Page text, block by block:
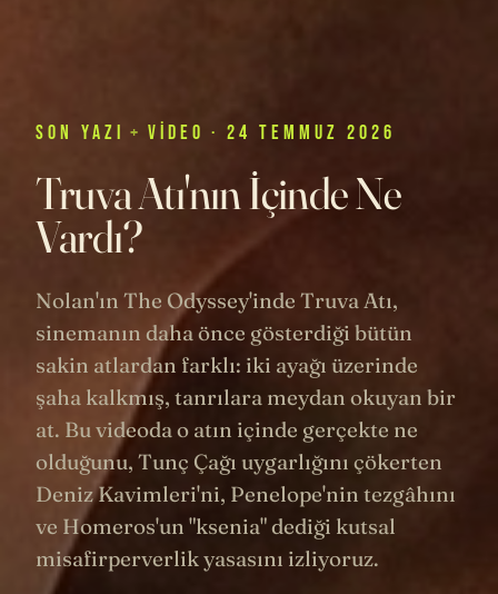
SON YAZI + VIDEO · 24 TEMMUZ 2026
Truva Atı'nın İçinde Ne
Vardı?
Nolan'ın The Odyssey'inde Truva Atı,
sinemanın daha önce gösterdiği bütün
sakin atlardan farklı: iki ayağı üzerinde
şaha kalkmış, tanrılara meydan okuyan bir
at. Bu videoda o atın içinde gerçekte ne
olduğunu, Tunç Çağı uygarlığını çökerten
Deniz Kavimleri'ni, Penelope'nin tezgâhını
ve Homeros'un "ksenia" dediği kutsal
misafirperverlik yasasını izliyoruz.